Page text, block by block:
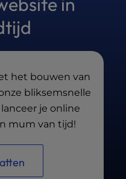
en voeren we de
we de site
het bouwen van
bliksemsnelle
je online
mum van tijd!